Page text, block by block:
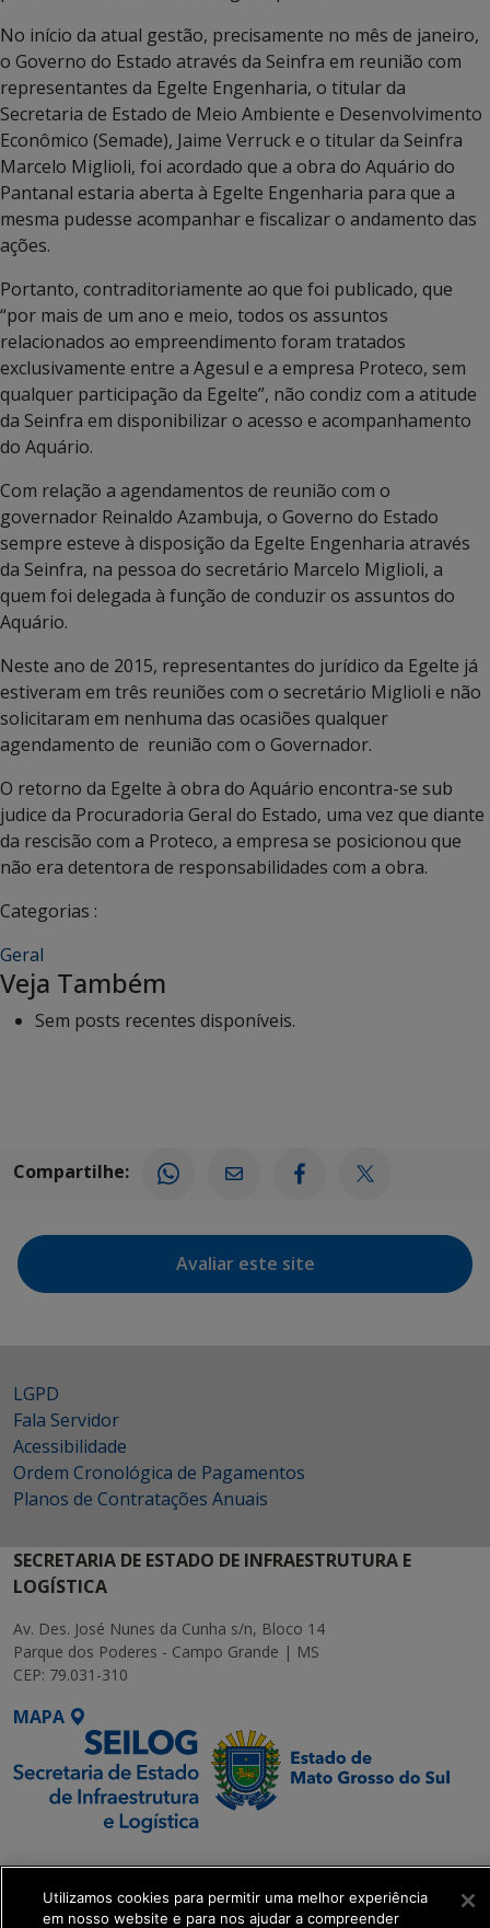
No início da atual gestão, precisamente no mês de janeiro,
o Governo do Estado através da Seinfra em reunião com
representantes da Egelte Engenharia, o titular da
Secretaria de Estado de Meio Ambiente e Desenvolvimento
Econômico (Semade), Jaime Verruck e o titular da Seinfra
Marcelo Miglioli, foi acordado que a obra do Aquário do
Pantanal estaria aberta à Egelte Engenharia para que a
mesma pudesse acompanhar e fiscalizar o andamento das
ações.
Portanto, contraditoriamente ao que foi publicado, que
“por mais de um ano e meio, todos os assuntos
relacionados ao empreendimento foram tratados
exclusivamente entre a Agesul e a empresa Proteco, sem
qualquer participação da Egelte”, não condiz com a atitude
da Seinfra em disponibilizar o acesso e acompanhamento
do Aquário.
Com relação a agendamentos de reunião com o
governador Reinaldo Azambuja, o Governo do Estado
sempre esteve à disposição da Egelte Engenharia através
da Seinfra, na pessoa do secretário Marcelo Miglioli, a
quem foi delegada à função de conduzir os assuntos do
Aquário.
Neste ano de 2015, representantes do jurídico da Egelte já
estiveram em três reuniões com o secretário Miglioli e não
solicitaram em nenhuma das ocasiões qualquer
agendamento de reunião com o Governador.
O retorno da Egelte à obra do Aquário encontra-se sub
judice da Procuradoria Geral do Estado, uma vez que diante
da rescisão com a Proteco, a empresa se posicionou que
não era detentora de responsabilidades com a obra.
Categorias :
Geral
Veja Também
Sem posts recentes disponíveis.
Compartilhe:
Avaliar este site
LGPD
Fala Servidor
Acessibilidade
Ordem Cronológica de Pagamentos
Planos de Contratações Anuais
SECRETARIA DE ESTADO DE INFRAESTRUTURA E
LOGÍSTICA
Av. Des. José Nunes da Cunha s/n, Bloco 14
Parque dos Poderes - Campo Grande | MS
CEP: 79.031-310
MAPA
SETDIG | Secretaria-
Executiva de
Transformação Digital
Utilizamos cookies para permitir uma melhor experiência
em nosso website e para nos ajudar a compreender